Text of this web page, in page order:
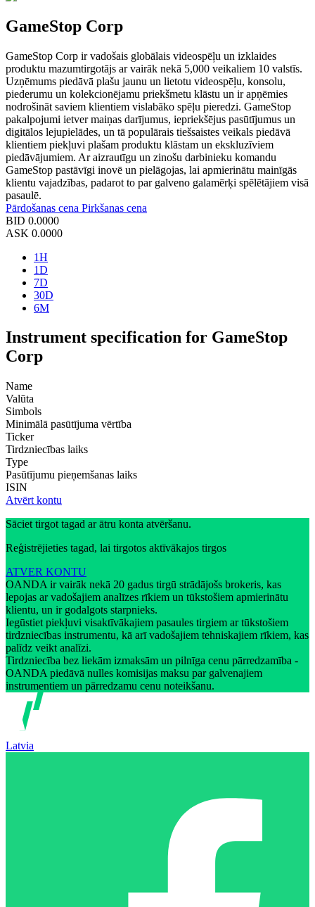
GameStop Corp
GameStop Corp ir vadošais globālais videospēļu un izklaides
produktu mazumtirgotājs ar vairāk nekā 5,000 veikaliem 10 valstīs.
Uzņēmums piedāvā plašu jaunu un lietotu videospēļu, konsolu,
piederumu un kolekcionējamu priekšmetu klāstu un ir apņēmies
nodrošināt saviem klientiem vislabāko spēļu pieredzi. GameStop
pakalpojumi ietver maiņas darījumus, iepriekšējus pasūtījumus un
digitālos lejupielādes, un tā populārais tiešsaistes veikals piedāvā
klientiem piekļuvi plašam produktu klāstam un ekskluzīviem
piedāvājumiem. Ar aizrautīgu un zinošu darbinieku komandu
GameStop pastāvīgi inovē un pielāgojas, lai apmierinātu mainīgās
klientu vajadzības, padarot to par galveno galamērķi spēlētājiem visā
pasaulē.
Pārdošanas cena Pirkšanas cena
BID 0.0000
ASK 0.0000
1H
1D
7D
30D
6M
Instrument specification for GameStop
Corp
Name
Valūta
Simbols
Minimālā pasūtījuma vērtība
Ticker
Tirdzniecības laiks
Type
Pasūtījumu pieņemšanas laiks
ISIN
Atvērt kontu
Sāciet tirgot tagad ar ātru konta atvēršanu.
Reģistrējieties tagad, lai tirgotos aktīvākajos tirgos
ATVER KONTU
OANDA ir vairāk nekā 20 gadus tirgū strādājošs brokeris, kas
lepojas ar vadošajiem analīzes rīkiem un tūkstošiem apmierinātu
klientu, un ir godalgots starpnieks.
Iegūstiet piekļuvi visaktīvākajiem pasaules tirgiem ar tūkstošiem
tirdzniecības instrumentu, kā arī vadošajiem tehniskajiem rīkiem, kas
palīdz veikt analīzi.
Tirdzniecība bez liekām izmaksām un pilnīga cenu pārredzamība -
OANDA piedāvā nulles komisijas maksu par galvenajiem
instrumentiem un pārredzamu cenu noteikšanu.
Latvia